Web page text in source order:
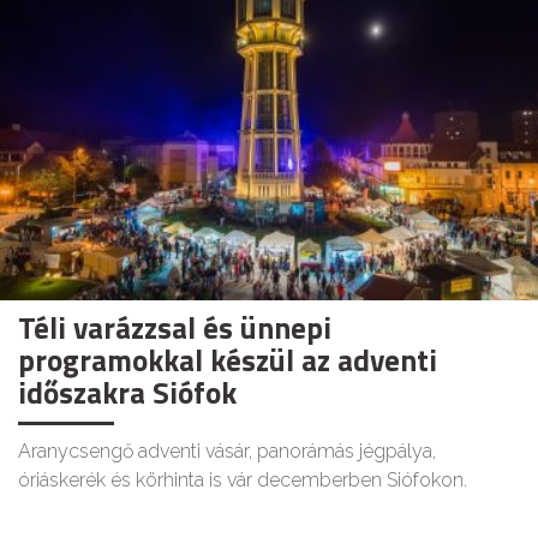
Téli varázzsal és ünnepi
programokkal készül az adventi
időszakra Siófok
Aranycsengő adventi vásár, panorámás jégpálya,
óriáskerék és körhinta is vár decemberben Siófokon.